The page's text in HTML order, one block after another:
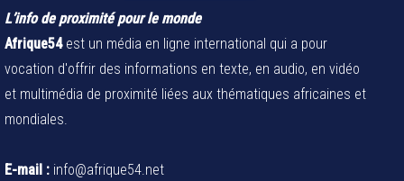
L’info de proximité pour le monde
Afrique54est un média en ligne international qui a pour
vocation d'offrir des informations en texte, en audio, en vidéo
et multimédia de proximité liées aux thématiques africaines et
mondiales.
E-mail : info@afrique54.net